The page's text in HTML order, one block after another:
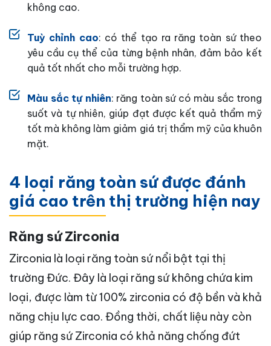
không cao.
Tuỳ chỉnh cao: có thể tạo ra răng toàn sứ theo
yêu cầu cụ thể của từng bệnh nhân, đảm bảo kết
quả tốt nhất cho mỗi trường hợp.
Màu sắc tự nhiên: răng toàn sứ có màu sắc trong
suốt và tự nhiên, giúp đạt được kết quả thẩm mỹ
tốt mà không làm giảm giá trị thẩm mỹ của khuôn
mặt.
4 loại răng toàn sứ được đánh
giá cao trên thị trường hiện nay
Răng sứ Zirconia
Zirconia là loại răng toàn sứ nổi bật tại thị
trường Đức. Đây là loại răng sứ không chứa kim
loại, được làm từ 100% zirconia có độ bền và khả
năng chịu lực cao. Đồng thời, chất liệu này còn
giúp răng sứ Zirconia có khả năng chống đứt